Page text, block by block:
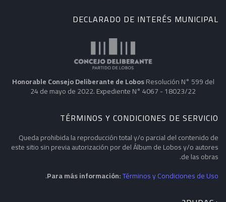
DECLARADO DE INTERÉS MUNICIPAL
Honorable Consejo Deliberante de LobosResolución N° 599 del
24 de mayo de 2022. Expediente N° 4067 - 18023/22
TÉRMINOS Y CONDICIONES DE SERVICIO
Queda prohibida la reproducción total y/o parcial del contenido de
este sitio sin previa autorización por del Álbum de Lobos y/o autores
de las obras.
Para más información:Términos y Condiciones de Uso
.